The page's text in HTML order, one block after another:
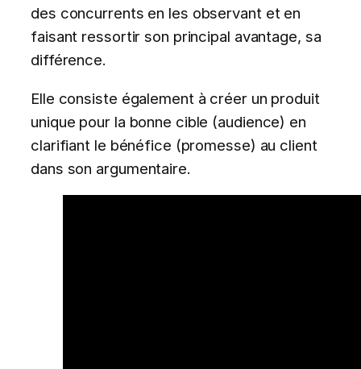
des concurrents en les observant et en
faisant ressortir son principal avantage, sa
différence.
Elle consiste également à créer un produit
unique pour la bonne cible (audience) en
clarifiant le bénéfice (promesse) au client
dans son argumentaire.